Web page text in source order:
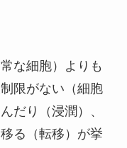
な細胞）よりも
限がない（細胞
だり（浸潤）、
る（転移）が挙